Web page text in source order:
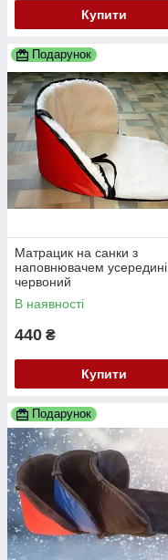
Купити
Подарунок
Матрацик на санки з
наповнювачем усередині
червоний
В наявності
440 ₴
Купити
Подарунок